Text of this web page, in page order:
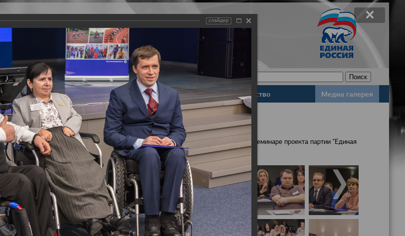
Задать вопрос
для слабовидящих
Деятельность Базы данных Законодательство Медиа галерея
страна - доступная среда"
и других категорий маломобильных групп населения обсудили на семинаре проекта партии "Единая
слайдер